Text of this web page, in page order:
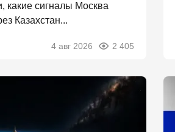
какие сигналы Москва
Казахстан...
4 авг 2026 2 405